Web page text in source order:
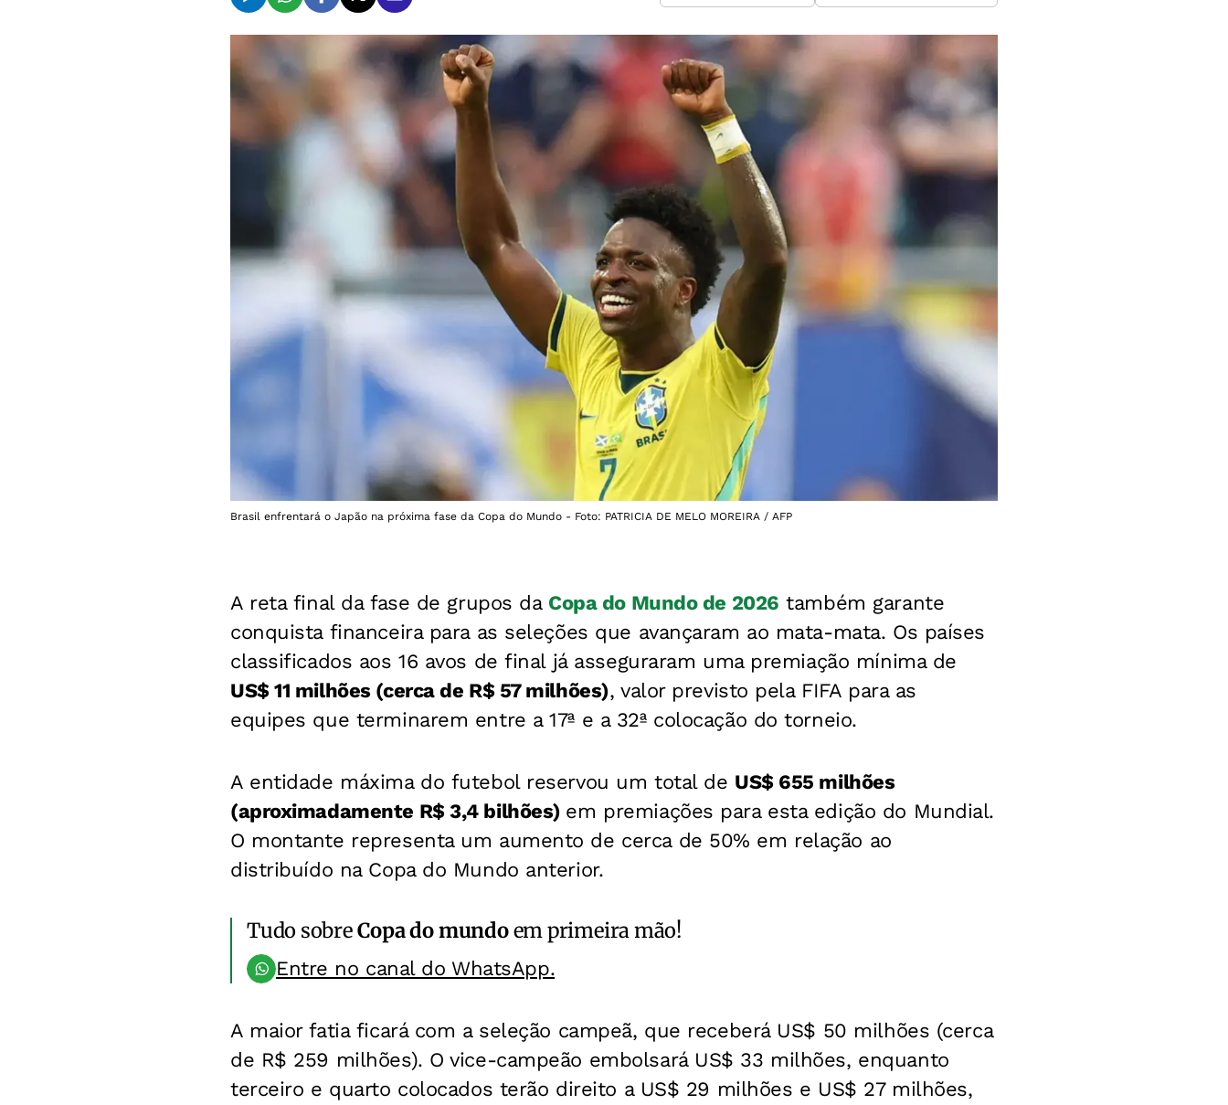
Brasil enfrentará o Japão na próxima fase da Copa do Mundo - Foto: PATRICIA DE MELO MOREIRA / AFP
A reta final da fase de grupos da Copa do Mundo de 2026 também garante
conquista financeira para as seleções que avançaram ao mata-mata. Os países
classificados aos 16 avos de final já asseguraram uma premiação mínima de
US$ 11 milhões (cerca de R$ 57 milhões), valor previsto pela FIFA para as
equipes que terminarem entre a 17ª e a 32ª colocação do torneio.
A entidade máxima do futebol reservou um total de US$ 655 milhões
(aproximadamente R$ 3,4 bilhões) em premiações para esta edição do Mundial.
O montante representa um aumento de cerca de 50% em relação ao
distribuído na Copa do Mundo anterior.
Tudo sobreCopa do mundoem primeira mão!
Entre no canal do WhatsApp.
A maior fatia ficará com a seleção campeã, que receberá US$ 50 milhões (cerca
de R$ 259 milhões). O vice-campeão embolsará US$ 33 milhões, enquanto
terceiro e quarto colocados terão direito a US$ 29 milhões e US$ 27 milhões,